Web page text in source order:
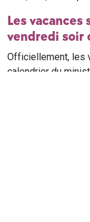
Les
vendredi soir
Officiellement, les
calendrier du